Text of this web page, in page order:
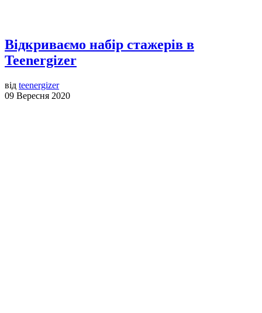
Відкриваємо набір стажерів в
Teenergizer
від teenergizer
09 Вересня 2020